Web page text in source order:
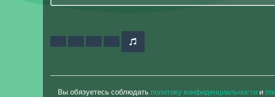
Вы обязуетесь соблюдать политику конфиденциальности и